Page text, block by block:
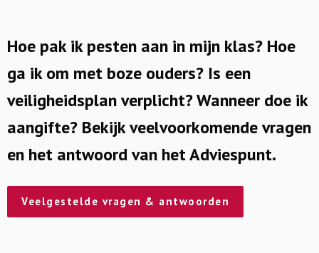
Hoe pak ik pesten aan in mijn klas? Hoe
ga ik om met boze ouders? Is een
veiligheidsplan verplicht? Wanneer doe ik
aangifte? Bekijk veelvoorkomende vragen
en het antwoord van het Adviespunt.
Veelgestelde vragen & antwoorden